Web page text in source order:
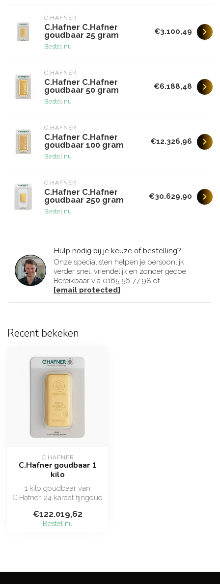
C.HAFNER
C.Hafner C.Hafner
goudbaar 25 gram
Bestel nu
€3.100,49
C.HAFNER
C.Hafner C.Hafner
goudbaar 50 gram
Bestel nu
€6.188,48
C.HAFNER
C.Hafner C.Hafner
goudbaar 100 gram
Bestel nu
€12.326,96
C.HAFNER
C.Hafner C.Hafner
goudbaar 250 gram
Bestel nu
€30.629,90
Hulp nodig bij je keuze of bestelling?
Onze specialisten helpen je persoonlijk
verder snel, vriendelijk en zonder gedoe.
Bereikbaar via 0165 56 77 98 of
[email protected].
Recent bekeken
C.HAFNER
C.Hafner goudbaar 1
kilo
1 kilo goudbaar van
C.Hafner, 24 karaat fijngoud
me...
€122.019,62
Bestel nu